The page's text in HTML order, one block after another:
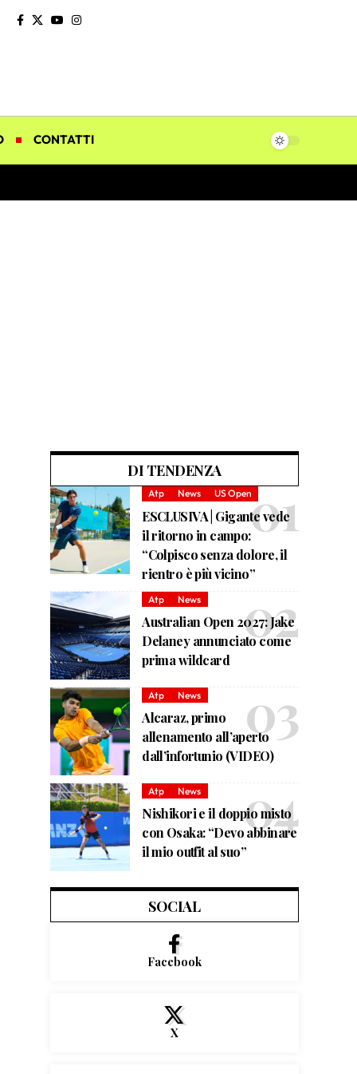
CONTATTI
DI TENDENZA
Atp News US Open
ESCLUSIVA | Gigante vede
il ritorno in campo:
“Colpisco senza dolore, il
rientro è più vicino”
Atp News
Australian Open 2027: Jake
Delaney annunciato come
prima wildcard
Atp News
Alcaraz, primo
allenamento all’aperto
dall’infortunio (VIDEO)
Atp News
Nishikori e il doppio misto
con Osaka: “Devo abbinare
il mio outfit al suo”
SOCIAL
Facebook
X